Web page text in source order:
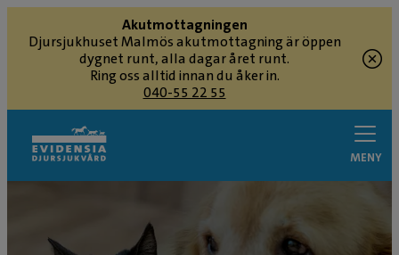
Akutmottagningen
Djursjukhuset Malmös akutmottagning är öppen
dygnet runt, alla dagar året runt.
Ring oss alltid innan du åker in.
040-55 22 55
MENY